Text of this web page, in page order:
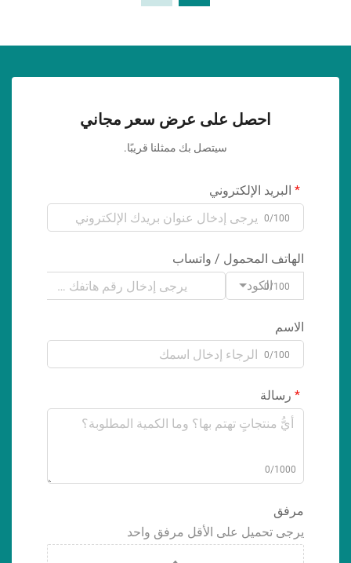
احصل على عرض سعر مجاني
سيتصل بك ممثلنا قريبًا.
البريد الإلكتروني
0/100
الهاتف المحمول / واتساب
الكود0/100
الاسم
0/100
رسالة
0/1000
مرفق
يرجى تحميل على الأقل مرفق واحد